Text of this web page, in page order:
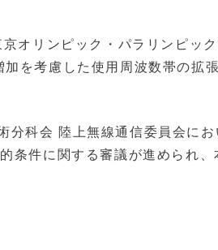
オリンピック・パラリンピック
を考慮した使用周波数帯の拡
分科会 陸上無線通信委員会に
条件に関する審議が進められ